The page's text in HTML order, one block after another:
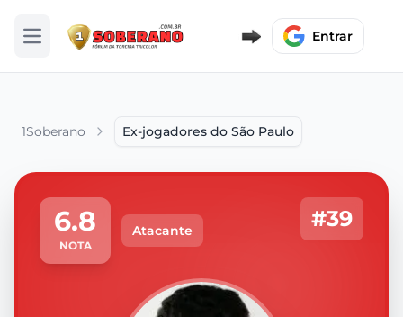
Abrir menu Entrar
1Soberano Ex-jogadores do São Paulo
6.8
NOTA
Atacante #39